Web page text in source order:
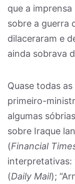
que a
sobre a guerra
dilaceraram e
ainda sobrava
Quase todas
primeiro-
algumas
sobre Iraque
(Financial
interpretativas:
(Daily Mail);